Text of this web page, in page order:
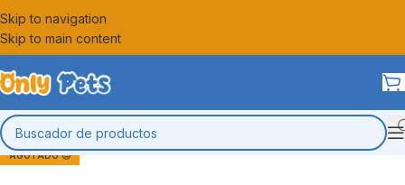
Skip to navigation
Skip to main content
AGOTADO 😔